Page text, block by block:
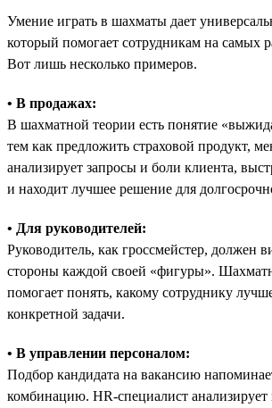
Умение играть в шахматы дает
который помогает сотрудникам на самых
Вот лишь несколько примеров.
• В продажах:
В шахматной теории есть понятие
тем как предложить страховой продукт,
анализирует запросы и боли клиента,
и находит лучшее решение для
• Для руководителей:
Руководитель, как гроссмейстер, должен
стороны каждой своей «фигуры».
помогает понять, какому сотруднику
конкретной задачи.
• В управлении персоналом:
Подбор кандидата на вакансию
комбинацию. HR-специалист анализирует